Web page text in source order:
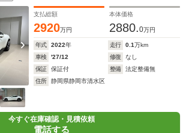
支払総額
2920万円
本体価格
2880.0万円
年式 2022年 走行 0.1万km
車検
'27/12 修復
なし
保証
保証付 整備
法定整備無
住所
静岡県静岡市清水区
今すぐ在庫確認・見積依頼
電話する